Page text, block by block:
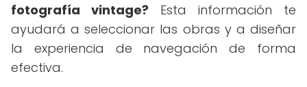
fotografía vintage? Esta información te
ayudará a seleccionar las obras y a diseñar
la experiencia de navegación de forma
efectiva.